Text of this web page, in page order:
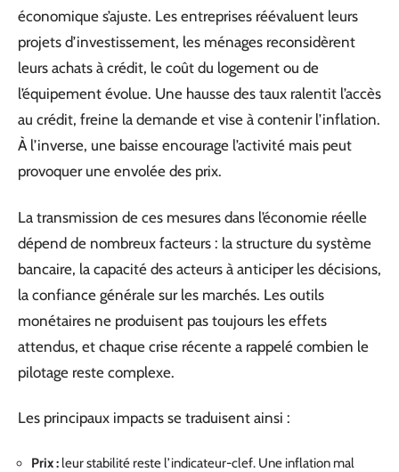
économique s’ajuste. Les entreprises réévaluent leurs
projets d’investissement, les ménages reconsidèrent
leurs achats à crédit, le coût du logement ou de
l’équipement évolue. Une hausse des taux ralentit l’accès
au crédit, freine la demande et vise à contenir l’inflation.
À l’inverse, une baisse encourage l’activité mais peut
provoquer une envolée des prix.
La transmission de ces mesures dans l’économie réelle
dépend de nombreux facteurs : la structure du système
bancaire, la capacité des acteurs à anticiper les décisions,
la confiance générale sur les marchés. Les outils
monétaires ne produisent pas toujours les effets
attendus, et chaque crise récente a rappelé combien le
pilotage reste complexe.
Les principaux impacts se traduisent ainsi :
Prix : leur stabilité reste l’indicateur-clef. Une inflation mal